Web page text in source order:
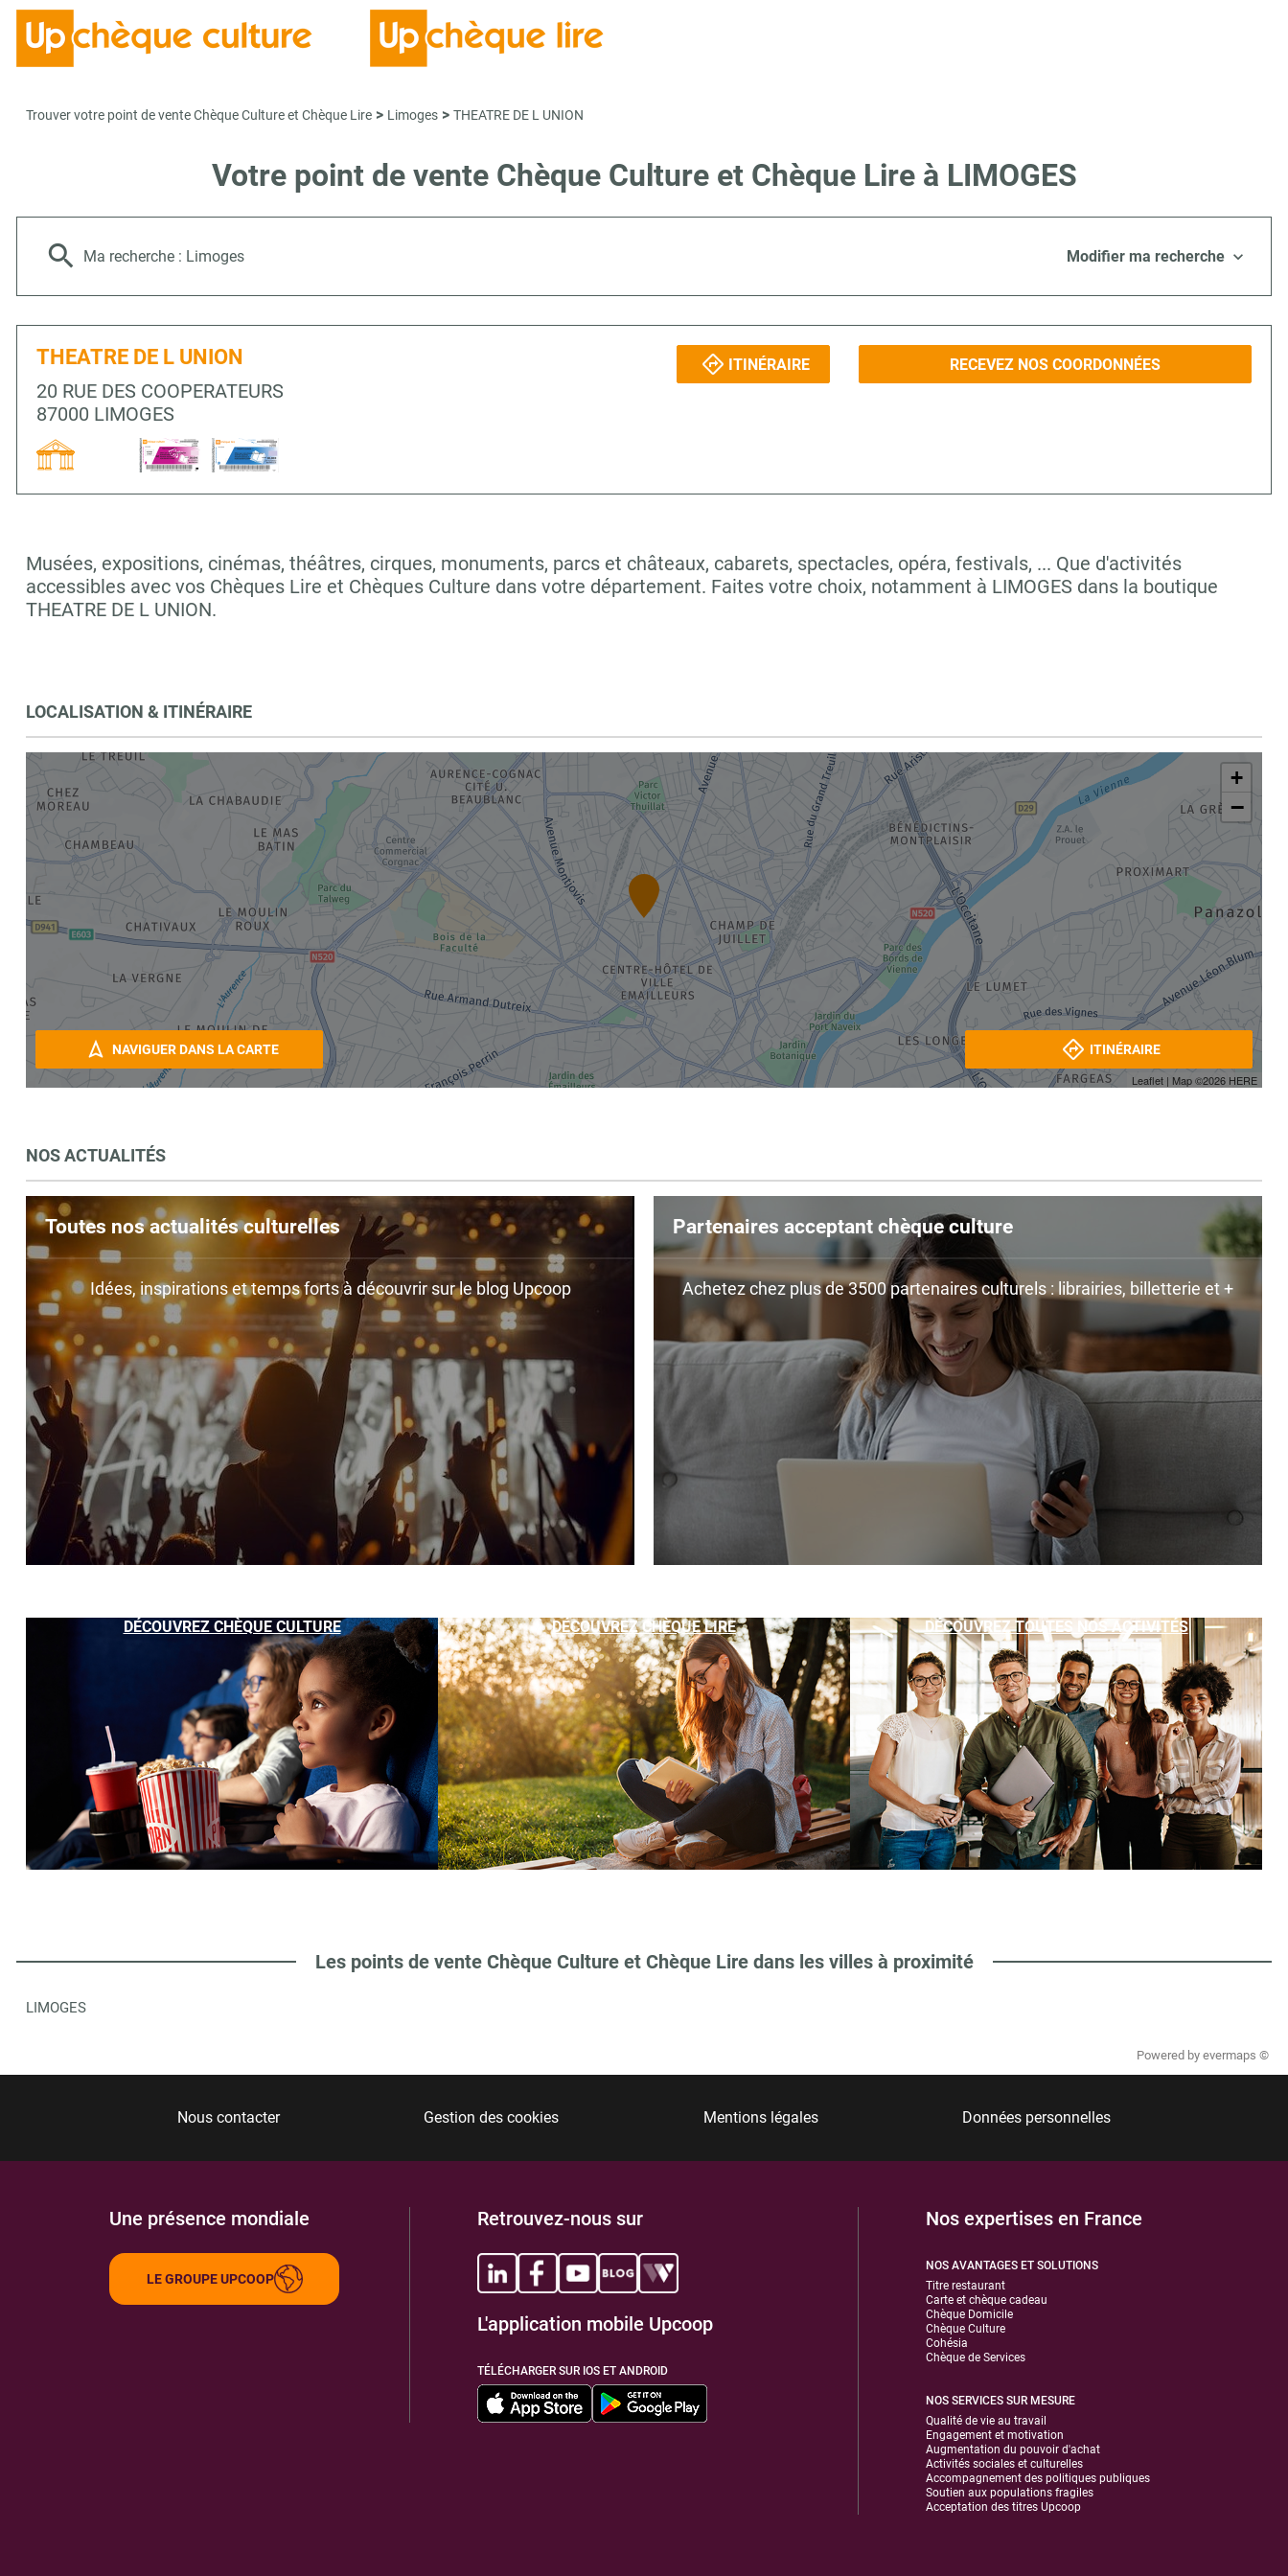
Trouver votre point de vente Chèque Culture et Chèque Lire > Limoges > THEATRE DE L UNION
Votre point de vente Chèque Culture et Chèque Lire à LIMOGES
Ma recherche : Limoges Modifier ma recherche
THEATRE DE L UNION
20 RUE DES COOPERATEURS
87000 LIMOGES
ITINÉRAIRE RECEVEZ NOS COORDONNÉES
Musées, expositions, cinémas, théâtres, cirques, monuments, parcs et châteaux, cabarets, spectacles, opéra, festivals, ... Que d'activités
accessibles avec vos Chèques Lire et Chèques Culture dans votre département. Faites votre choix, notamment à LIMOGES dans la boutique
THEATRE DE L UNION.
LOCALISATION & ITINÉRAIRE
+
−
Leaflet | Map ©2026 HERE
NAVIGUER DANS LA CARTE ITINÉRAIRE
NOS ACTUALITÉS
Toutes nos actualités culturelles
Idées, inspirations et temps forts à découvrir sur le blog Upcoop
Partenaires acceptant chèque culture
Achetez chez plus de 3500 partenaires culturels : librairies, billetterie et +
DÉCOUVREZ CHÈQUE CULTURE DÉCOUVREZ CHÈQUE LIRE DÉCOUVREZ TOUTES NOS ACTIVITÉS
Les points de vente Chèque Culture et Chèque Lire dans les villes à proximité
LIMOGES
Powered by evermaps ©
Nous contacter Gestion des cookies Mentions légales Données personnelles
Une présence mondiale
LE GROUPE UPCOOP
Retrouvez-nous sur
L'application mobile Upcoop
TÉLÉCHARGER SUR IOS ET ANDROID
Nos expertises en France
NOS AVANTAGES ET SOLUTIONS
Titre restaurant
Carte et chèque cadeau
Chèque Domicile
Chèque Culture
Cohésia
Chèque de Services
NOS SERVICES SUR MESURE
Qualité de vie au travail
Engagement et motivation
Augmentation du pouvoir d'achat
Activités sociales et culturelles
Accompagnement des politiques publiques
Soutien aux populations fragiles
Acceptation des titres Upcoop